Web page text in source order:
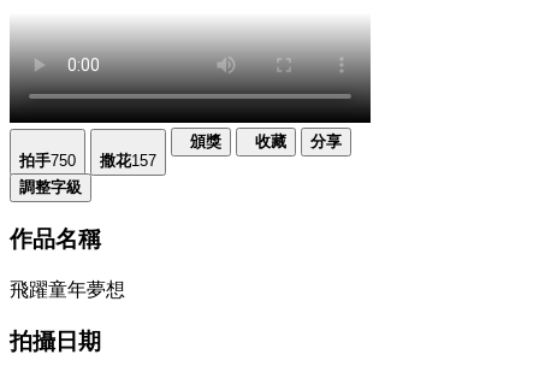
拍手750 撒花157
頒獎 收藏 分享
調整字級
作品名稱
飛躍童年夢想
拍攝日期